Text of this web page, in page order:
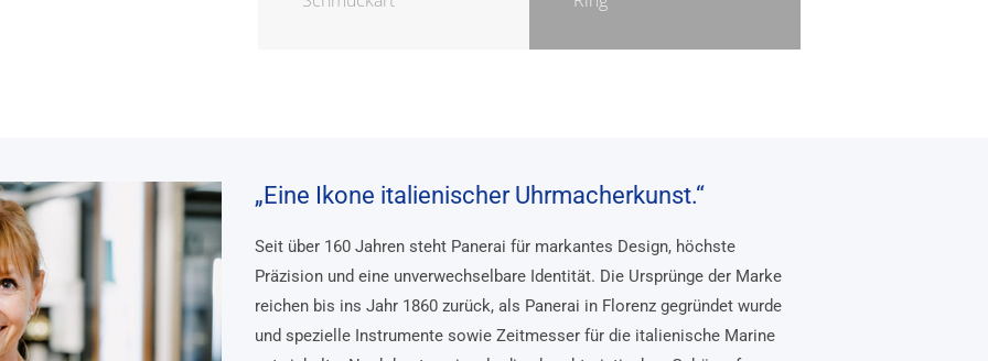
„Eine Ikone italienischer Uhrmacherkunst.“
Seit über 160 Jahren steht Panerai für markantes Design, höchste
Präzision und eine unverwechselbare Identität. Die Ursprünge der Marke
reichen bis ins Jahr 1860 zurück, als Panerai in Florenz gegründet wurde
und spezielle Instrumente sowie Zeitmesser für die italienische Marine